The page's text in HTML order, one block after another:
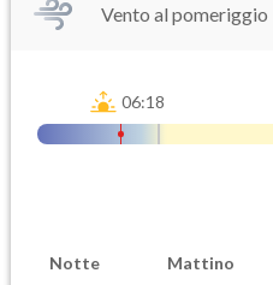
Vento al pomeriggio
06:18
Notte Mattino